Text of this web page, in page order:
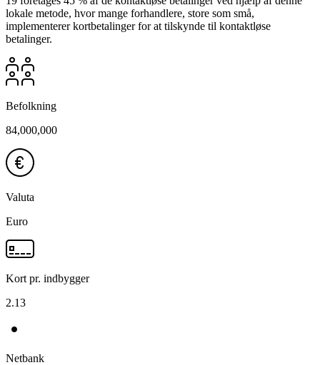
lokale metode, hvor mange forhandlere, store som små,
implementerer kortbetalinger for at tilskynde til kontaktløse
betalinger.
Befolkning
84,000,000
Valuta
Euro
Kort pr. indbygger
2.13
Netbank